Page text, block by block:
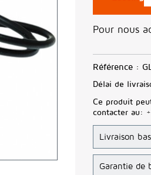
Pour nous
Référence :
Délai de
Ce produit
contacter au: